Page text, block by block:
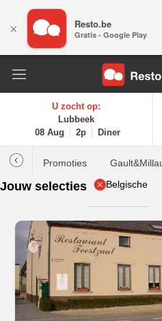
U zocht op:
Lubbeek
08 Aug
2p Diner
Promoties
Jouw selecties Belgische
× Resto.be
Gratis - Google Play